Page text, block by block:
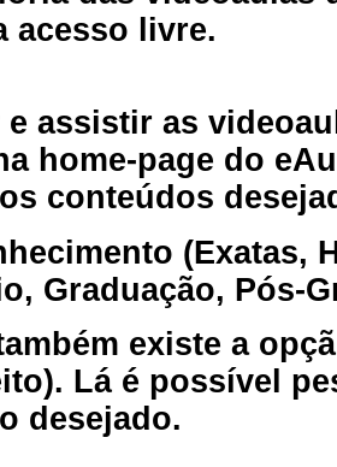
acesso livre.
e assistir as
home-page do
conteúdos
(Exatas,
Graduação, Pós-
existe a
Lá é possível
desejado.